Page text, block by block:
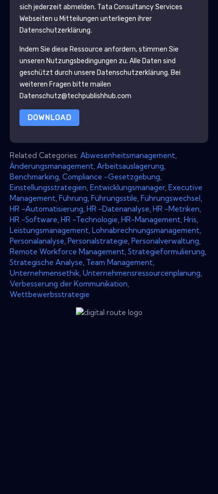
sich jederzeit abmelden. Tata Consultancy Services
Webseiten u Mitteilungen unterliegen ihrer
Datenschutzerklärung.
Indem Sie diese Ressource anfordern, stimmen Sie
unseren Nutzungsbedingungen zu. Alle Daten sind
geschützt durch unsere Datenschutzerklärung. Bei
weiteren Fragen bitte mailen
Datenschutz@techpublishhub.com
DOWNLOAD
Related Categories: Abwesenheitsmanagement
Änderungsmanagement Arbeitsauslagerung
Benchmarking Compliance -Gesetzgebung
Einstellungsstrategien Entwicklungsmanager, Executive
Management Führung Führungsstile Führungswechsel
HR -Automatisierung HR -Datenanalyse HR -Metriken
HR -Software HR -Technologie HR-Management Hris
Leistungsmanagement Lohnabrechnungsmanagement
Personalanalyse Personalstrategie Personalverwaltung
Remote Workforce Management Strategieformulierung
Strategische Analyse Team Management
Unternehmensethik Unternehmensressourcenplanung
Verbesserung der Kommunikation
Wettbewerbsstrategie